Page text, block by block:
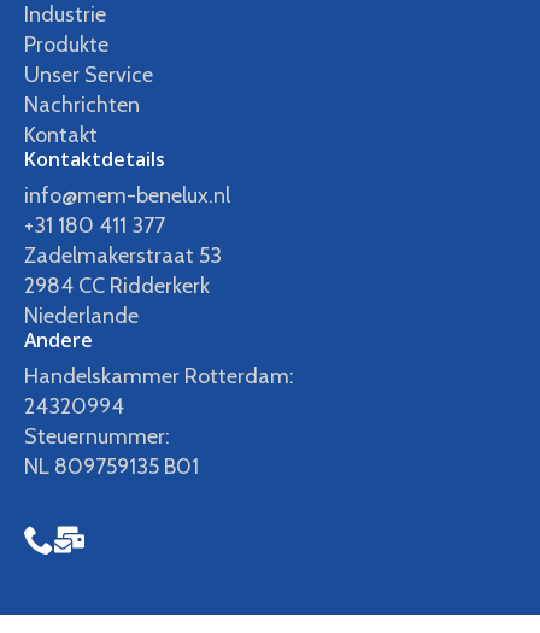
Industrie
Produkte
Unser Service
Nachrichten
Kontakt
Kontaktdetails
info@mem-benelux.nl
+31 180 411 377
Zadelmakerstraat 53
2984 CC Ridderkerk
Niederlande
Andere
Handelskammer Rotterdam:
24320994
Steuernummer:
NL 809759135 B01